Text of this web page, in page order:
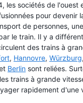
les sociétés de l'ouest
pour devenir
de personnes,
le train. Il y a
des trains à
, Hannovre, Würzburg,
Berlin sont reliées.
trains à grande
rapidement d'une